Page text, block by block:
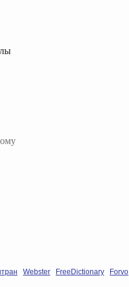
Webster FreeDictionary Forvo